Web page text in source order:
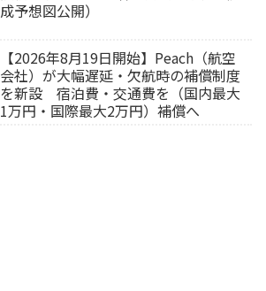
成予想図公開）
【2026年8月19日開始】Peach（航空
会社）が大幅遅延・欠航時の補償制度
を新設 宿泊費・交通費を（国内最大
1万円・国際最大2万円）補償へ